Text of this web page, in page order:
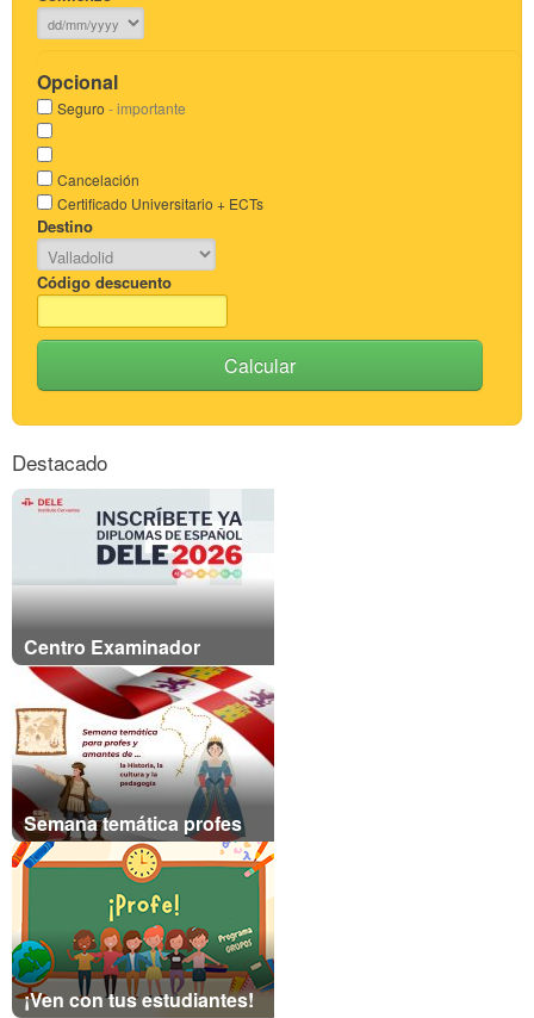
Opcional
Seguro - importante
Cancelación
Certificado Universitario + ECTs
Destino
Código descuento
Calcular
Destacado
Centro Examinador
Semana temática profes
¡Ven con tus estudiantes!